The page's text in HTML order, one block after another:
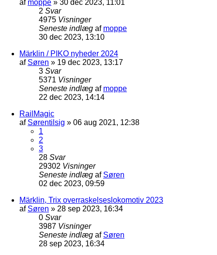
af moppe » 30 dec 2023, 11:01
2 Svar
4975 Visninger
Seneste indlæg af moppe
30 dec 2023, 13:10
Märklin / PIKO nyheder 2024
af Søren » 19 dec 2023, 13:17
3 Svar
5371 Visninger
Seneste indlæg af moppe
22 dec 2023, 14:14
RailMagic
af Sørentilsig » 06 aug 2021, 12:38
1
2
3
28 Svar
29302 Visninger
Seneste indlæg af Søren
02 dec 2023, 09:59
Märklin, Trix overraskelseslokomotiv 2023
af Søren » 28 sep 2023, 16:34
0 Svar
3987 Visninger
Seneste indlæg af Søren
28 sep 2023, 16:34